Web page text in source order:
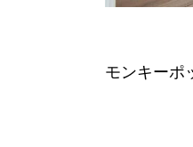
モンキーポ